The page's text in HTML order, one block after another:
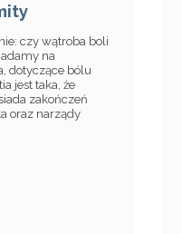
czy wątroba boli
na
dotyczące bólu
jest taka, że
zakończeń
oraz narządy